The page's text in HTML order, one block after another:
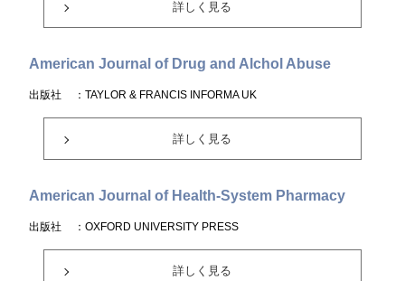
詳しく見る
American Journal of Drug and Alchol Abuse
出版社 ：TAYLOR & FRANCIS INFORMA UK
詳しく見る
American Journal of Health-System Pharmacy
出版社 ：OXFORD UNIVERSITY PRESS
詳しく見る